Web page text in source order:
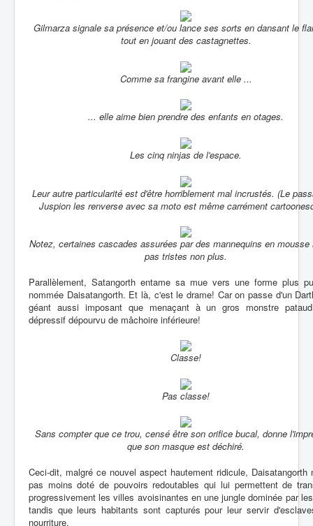
Gilmarza signale sa présence et/ou lance ses sorts en dansant le
tout en jouant des castagnettes.
Comme sa frangine avant elle ...
... elle aime bien prendre des enfants en otages.
Les cinq ninjas de l'espace.
Leur autre particularité est d'être horriblement mal incrustés. (Le
Juspion les renverse avec sa moto est même carrément
Notez, certaines cascades assurées par des mannequins en mousse
pas tristes non plus.
Parallèlement, Satangorth entame sa mue vers une forme plus
nommée Daisatangorth. Et là, c'est le drame! Car on passe d'un
géant aussi imposant que menaçant à un gros monstre
dépressif dépourvu de mâchoire inférieure!
Classe!
Pas classe!
Sans compter que ce trou, censé être son orifice bucal, donne
que son masque est déchiré.
Ceci-dit, malgré ce nouvel aspect hautement ridicule, Daisatangorth
pas moins doté de pouvoirs redoutables qui lui permettent de
progressivement les villes avoisinantes en une jungle dominée par
tandis que leurs habitants sont capturés pour leur servir
nourriture.